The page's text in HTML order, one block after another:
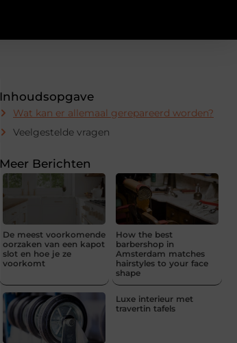
Inhoudsopgave
Wat kan er allemaal gerepareerd worden?
Veelgestelde vragen
Meer Berichten
De meest voorkomende
oorzaken van een kapot
slot en hoe je ze
voorkomt
How the best
barbershop in
Amsterdam matches
hairstyles to your face
shape
Luxe interieur met
travertin tafels